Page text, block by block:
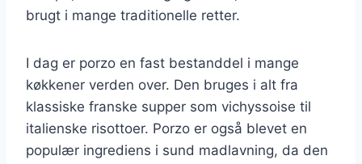
brugt i mange traditionelle retter.
I dag er porzo en fast bestanddel i mange
køkkener verden over. Den bruges i alt fra
klassiske franske supper som vichyssoise til
italienske risottoer. Porzo er også blevet en
populær ingrediens i sund madlavning, da den